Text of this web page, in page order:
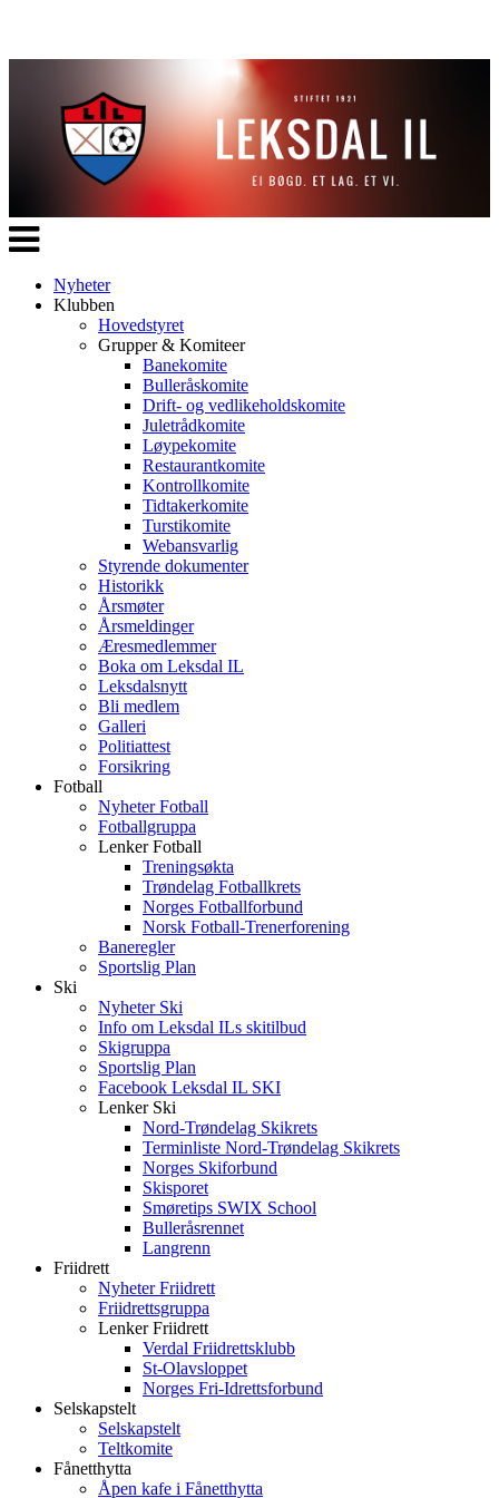
Veksle
navigasjon
Nyheter
Klubben
Hovedstyret
Grupper & Komiteer
Banekomite
Bulleråskomite
Drift- og vedlikeholdskomite
Juletrådkomite
Løypekomite
Restaurantkomite
Kontrollkomite
Tidtakerkomite
Turstikomite
Webansvarlig
Styrende dokumenter
Historikk
Årsmøter
Årsmeldinger
Æresmedlemmer
Boka om Leksdal IL
Leksdalsnytt
Bli medlem
Galleri
Politiattest
Forsikring
Fotball
Nyheter Fotball
Fotballgruppa
Lenker Fotball
Treningsøkta
Trøndelag Fotballkrets
Norges Fotballforbund
Norsk Fotball-Trenerforening
Baneregler
Sportslig Plan
Ski
Nyheter Ski
Info om Leksdal ILs skitilbud
Skigruppa
Sportslig Plan
Facebook Leksdal IL SKI
Lenker Ski
Nord-Trøndelag Skikrets
Terminliste Nord-Trøndelag Skikrets
Norges Skiforbund
Skisporet
Smøretips SWIX School
Bulleråsrennet
Langrenn
Friidrett
Nyheter Friidrett
Friidrettsgruppa
Lenker Friidrett
Verdal Friidrettsklubb
St-Olavsloppet
Norges Fri-Idrettsforbund
Selskapstelt
Selskapstelt
Teltkomite
Fånetthytta
Åpen kafe i Fånetthytta